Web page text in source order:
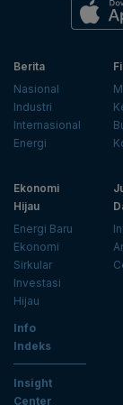
Berita
Nasional
Industri
Internasional
Energi
Ekonomi
Hijau
Energi Baru
Ekonomi
Sirkular
Investasi
Hijau
Info
Indeks
Insight
Center